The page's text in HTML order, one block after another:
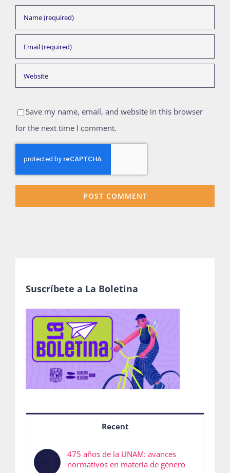
Save my name, email, and website in this browser
for the next time I comment.
Suscríbete a La Boletina
Recent
475 años de la UNAM: avances
normativos en materia de género